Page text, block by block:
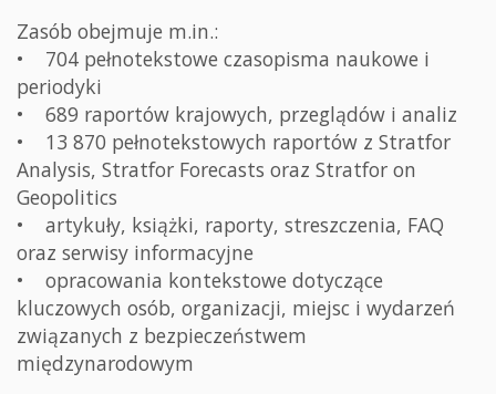
Zasób obejmuje m.in.:
• 704 pełnotekstowe czasopisma naukowe i
periodyki
• 689 raportów krajowych, przeglądów i analiz
• 13 870 pełnotekstowych raportów z Stratfor
Analysis, Stratfor Forecasts oraz Stratfor on
Geopolitics
• artykuły, książki, raporty, streszczenia, FAQ
oraz serwisy informacyjne
• opracowania kontekstowe dotyczące
kluczowych osób, organizacji, miejsc i wydarzeń
związanych z bezpieczeństwem
międzynarodowym